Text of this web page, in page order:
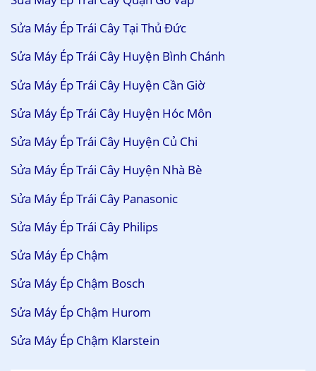
Sửa Máy Ép Trái Cây Tại Thủ Đức
Sửa Máy Ép Trái Cây Huyện Bình Chánh
Sửa Máy Ép Trái Cây Huyện Cần Giờ
Sửa Máy Ép Trái Cây Huyện Hóc Môn
Sửa Máy Ép Trái Cây Huyện Củ Chi
Sửa Máy Ép Trái Cây Huyện Nhà Bè
Sửa Máy Ép Trái Cây Panasonic
Sửa Máy Ép Trái Cây Philips
Sửa Máy Ép Chậm
Sửa Máy Ép Chậm Bosch
Sửa Máy Ép Chậm Hurom
Sửa Máy Ép Chậm Klarstein